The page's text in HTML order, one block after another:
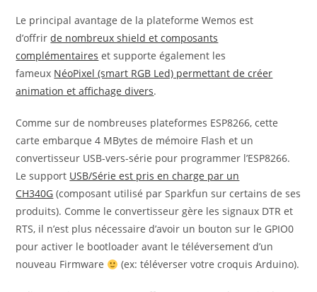
Le principal avantage de la plateforme Wemos est
d’offrirde nombreux shield et composants
complémentaires et supporte également les
fameux NéoPixel (smart RGB Led) permettant de créer
animation et affichage divers.
Comme sur de nombreuses plateformes ESP8266, cette
carte embarque 4 MBytes de mémoire Flash et un
convertisseur USB-vers-série pour programmer l’ESP8266.
Le support USB/Série est pris en charge par un
CH340G (composant utilisé par Sparkfun sur certains de ses
produits). Comme le convertisseur gère les signaux DTR et
RTS, il n’est plus nécessaire d’avoir un bouton sur le GPIO0
pour activer le bootloader avant le téléversement d’un
nouveau Firmware
(ex: téléverser votre croquis Arduino).